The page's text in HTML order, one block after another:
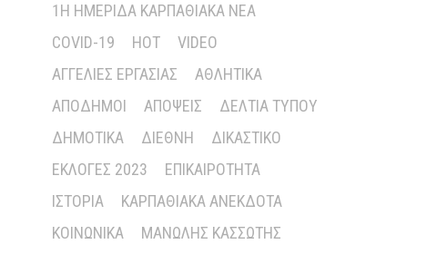
1Η ΗΜΕΡΊΔΑ ΚΑΡΠΑΘΙΑΚΆ ΝΈΑ
COVID-19
HOT
VIDEO
ΑΓΓΕΛΊΕΣ ΕΡΓΑΣΊΑΣ
ΑΘΛΗΤΙΚΆ
ΑΠΌΔΗΜΟΙ
ΑΠΌΨΕΙΣ
ΔΕΛΤΊΑ ΤΎΠΟΥ
ΔΗΜΟΤΙΚΆ
ΔΙΕΘΝΉ
ΔΙΚΑΣΤΙΚΌ
ΕΚΛΟΓΈΣ 2023
ΕΠΙΚΑΙΡΌΤΗΤΑ
ΙΣΤΟΡΊΑ
ΚΑΡΠΑΘΙΑΚΆ ΑΝΈΚΔΟΤΑ
ΚΟΙΝΩΝΙΚΆ
ΜΑΝΏΛΗΣ ΚΑΣΣΏΤΗΣ